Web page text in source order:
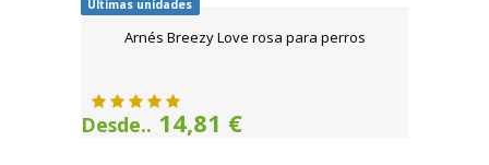
Últimas unidades
Arnés Breezy Love rosa para perros
Desde.. 14,81 €